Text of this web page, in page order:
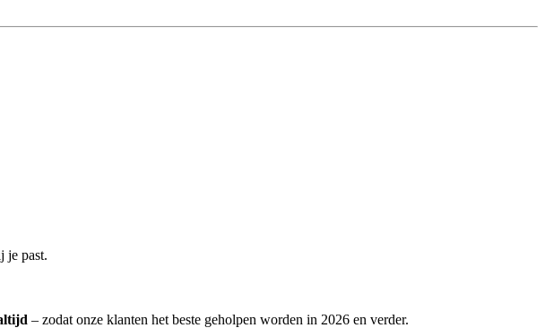
je past.
– zodat onze klanten het beste geholpen worden in 2026 en verder.